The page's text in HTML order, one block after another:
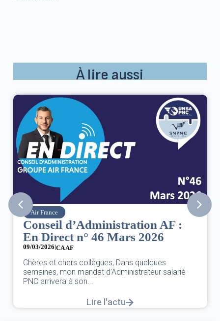
À lire aussi
Air France
Conseil d’Administration AF :
En Direct n° 46 Mars 2026
09/03/2026|CA AF
Chères et chers collègues, Dans quelques
semaines, mon mandat d’Administrateur salarié
PNC arrivera à son...
Lire l'actu